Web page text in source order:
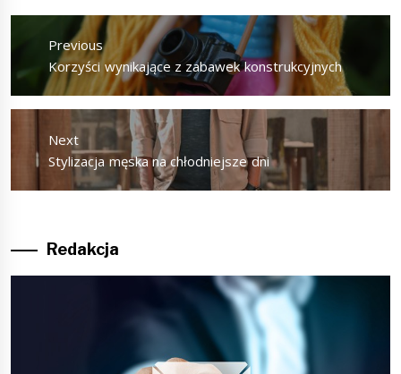
Nawigacja
wpisuPrevious
Previous
post:
Korzyści wynikające z zabawek konstrukcyjnych
Next
Next
post:
Stylizacja męska na chłodniejsze dni
Redakcja